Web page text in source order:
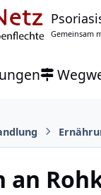
Gemeinsam
an